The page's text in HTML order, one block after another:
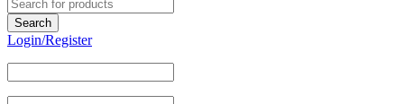
Login/Register